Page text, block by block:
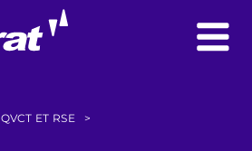
QVCT ET RSE >